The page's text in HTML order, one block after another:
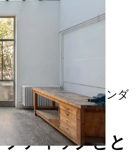
・セミション）フォンダ
ティックとと